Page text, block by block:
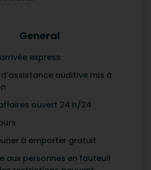
General
express
auditive mis à
ouvert 24 h/24
à emporter gratuit
aux personnes en fauteuil